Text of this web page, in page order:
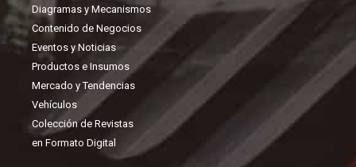
Diagramas y Mecanismos
Contenido de Negocios
Eventos y Noticias
Productos e Insumos
Mercado y Tendencias
Vehículos
Colección de Revistas
en Formato Digital